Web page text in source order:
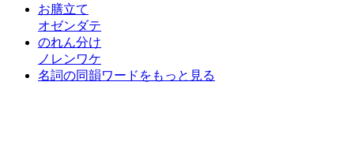
お膳立て
オゼンダテ
のれん分け
ノレンワケ
名詞の同韻ワードをもっと見る